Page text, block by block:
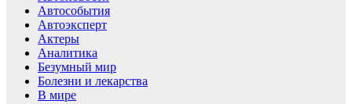
Автособытия
Автоэксперт
Актеры
Аналитика
Безумный мир
Болезни и лекарства
В мире